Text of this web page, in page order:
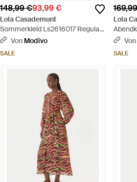
148,99 €93,99 €
Lola Casademunt
Sommerkleid Ls2616017 Regular
Fit - Blau
Von Modivo
SALE
Lola
- PinkVon
SALE